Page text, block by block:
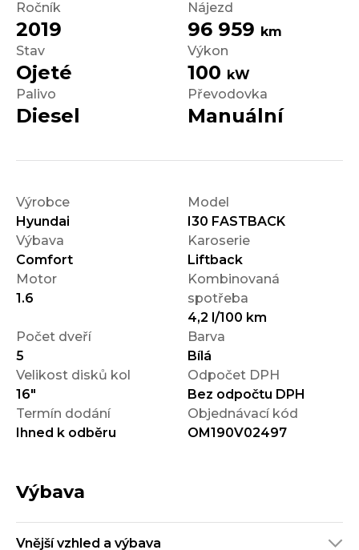
Ročník
2019
Nájezd
96 959 km
Stav
Ojeté
Výkon
100 kW
Palivo
Diesel
Převodovka
Manuální
Výrobce
Hyundai
Model
I30 FASTBACK
Výbava
Comfort
Karoserie
Liftback
Motor
1.6
Kombinovaná
spotřeba
4,2 l/100 km
Počet dveří
5
Barva
Bílá
Velikost disků kol
16"
Odpočet DPH
Bez odpočtu DPH
Termín dodání
Ihned k odběru
Objednávací kód
OM190V02497
Výbava
Vnější vzhled a výbava